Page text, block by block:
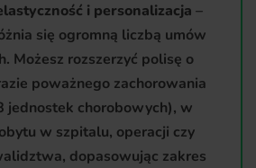
i personalizacja –
się ogromną liczbą umów
Możesz rozszerzyć polisę o
poważnego zachorowania
jednostek chorobowych), w
w szpitalu, operacji czy
dopasowując zakres